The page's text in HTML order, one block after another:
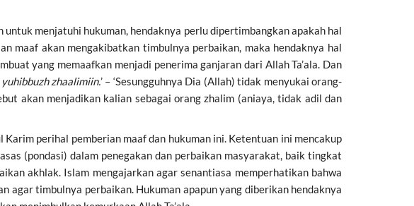
menjatuhi hukuman, hendaknya perlu dipertimbangkan apakah hal
maaf akan mengakibatkan timbulnya perbaikan, maka hendaknya hal
yang memaafkan menjadi penerima ganjaran dari Allah Ta’ala. Dan
zhaalimiin.’ – ‘Sesungguhnya Dia (Allah) tidak menyukai orang-
akan menjadikan kalian sebagai orang zhalim (aniaya, tidak adil dan
perihal pemberian maaf dan hukuman ini. Ketentuan ini mencakup
(pondasi) dalam penegakan dan perbaikan masyarakat, baik tingkat
akhlak. Islam mengajarkan agar senantiasa memperhatikan bahwa
agar timbulnya perbaikan. Hukuman apapun yang diberikan hendaknya